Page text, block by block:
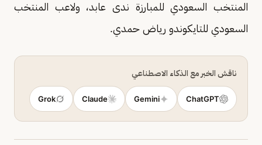
المنتخب السعودي للمبارزة ندى عابد، ولاعب المنتخب
السعودي للتايكوندو رياض حمدي.
ناقش الخبر مع الذكاء الاصطناعي
ChatGPT
Gemini
Claude
Grok